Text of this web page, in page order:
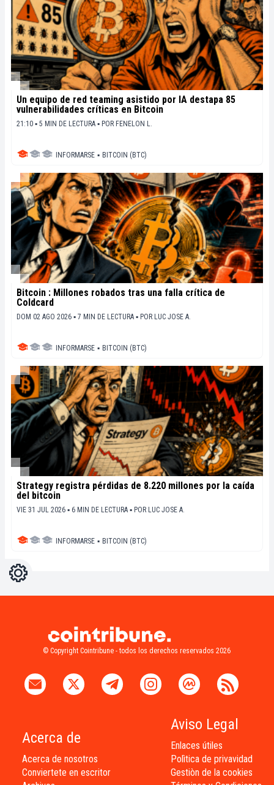
Un equipo de red teaming asistido por IA destapa 85
vulnerabilidades críticas en Bitcoin
21:10 ▪ 5 MIN DE LECTURA ▪ POR FENELON L.
INFORMARSE ▪ BITCOIN (BTC)
Bitcoin : Millones robados tras una falla crítica de
Coldcard
DOM 02 AGO 2026 ▪ 7 MIN DE LECTURA ▪ POR LUC JOSE A.
INFORMARSE ▪ BITCOIN (BTC)
Strategy registra pérdidas de 8.220 millones por la caída
del bitcoin
VIE 31 JUL 2026 ▪ 6 MIN DE LECTURA ▪ POR LUC JOSE A.
INFORMARSE ▪ BITCOIN (BTC)
Ajustes
© Copyright Cointribune - todos los derechos reservados 2026
Acerca de
Acerca de nosotros
Conviertete en escritor
Aviso Legal
Enlaces útiles
Polìtica de privavidad
Gestiòn de la cookies